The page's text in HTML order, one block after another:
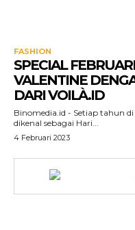
FASHION
SPECIAL
VALENTINE
DARI VOILÀ.ID
Binomedia.id - Setiap tahun
dikenal sebagai Hari...
4 Februari 2023